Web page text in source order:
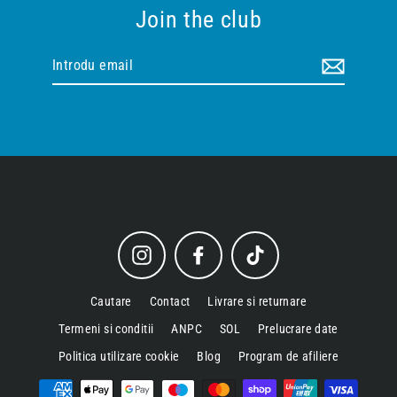
Join the club
Introdu
email
Instagram Facebook TikTok
Cautare Contact
Livrare si returnare
Termeni si conditii
ANPC SOL
Prelucrare date
Politica utilizare cookie
Blog Program de afiliere